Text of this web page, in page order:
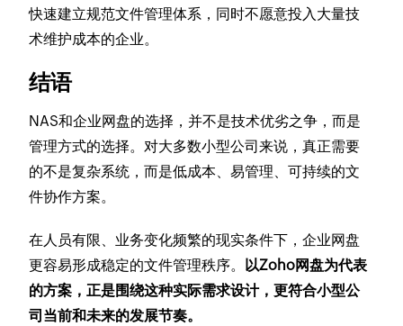
快速建立规范文件管理体系，同时不愿意投入大量技
术维护成本的企业。
结语
NAS和企业网盘的选择，并不是技术优劣之争，而是
管理方式的选择。对大多数小型公司来说，真正需要
的不是复杂系统，而是低成本、易管理、可持续的文
件协作方案。
在人员有限、业务变化频繁的现实条件下，企业网盘
更容易形成稳定的文件管理秩序。 以Zoho网盘为代表
的方案，正是围绕这种实际需求设计，更符合小型公
司当前和未来的发展节奏。